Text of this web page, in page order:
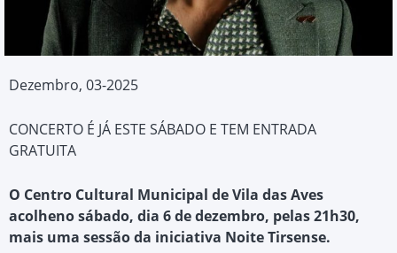
Dezembro, 03-2025
CONCERTO É JÁ ESTE SÁBADO E TEM ENTRADA
GRATUITA
O Centro Cultural Municipal de Vila das Aves
acolhenosábado, dia 6 de dezembro, pelas 21h30,
mais uma sessão da iniciativa Noite Tirsense.